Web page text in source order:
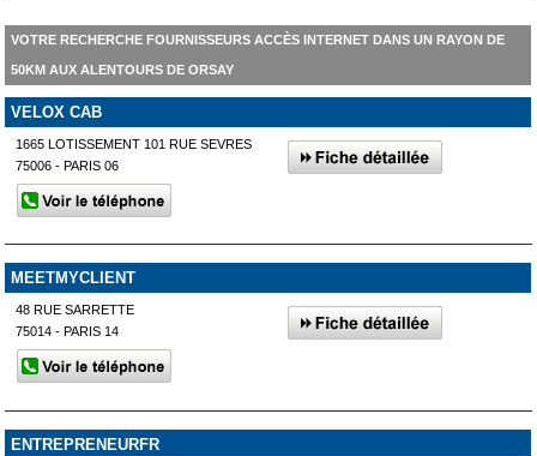
VOTRE RECHERCHE FOURNISSEURS ACCÈS INTERNET DANS UN RAYON DE
50KM AUX ALENTOURS DE ORSAY
VELOX CAB
1665 LOTISSEMENT 101 RUE SEVRES
75006 - PARIS 06
MEETMYCLIENT
48 RUE SARRETTE
75014 - PARIS 14
ENTREPRENEURFR